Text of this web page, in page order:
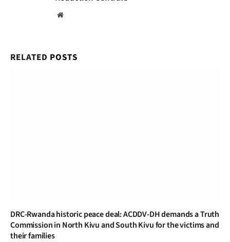
Website
RELATED POSTS
DRC-Rwanda historic peace deal: ACDDV-DH demands a Truth
Commission in North Kivu and South Kivu for the victims and
their families